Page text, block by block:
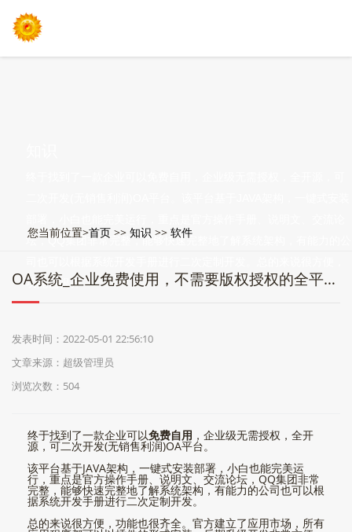
坛，QQ集团非常完整，能够快速完整地了解系统架构，有能力的公
功能也很齐
您当前位置>首页 >> 知识 >> 软件
OA系统_企业免费使用，不需要版权授权的全平台OA系统，商用，全开源
发表时间：2022-05-01 22:56:10
文章来源：超级管理员
浏览次数：504
终于找到了一款企业可以免费自用 ，企业级无需授权，全开
源，可二次开发(无销售利润)OA平台。
该平台基于JAVA架构，一键式安装部署，小白也能完美运
行，重点是官方操作手册、说明文、交流论坛，QQ集团非常
完整，能够快速完整地了解系统架构，有能力的公司也可以根
据系统开发手册进行二次定制开发。
总的来说很方便，功能也很齐全。官方建立了应用市场，所有